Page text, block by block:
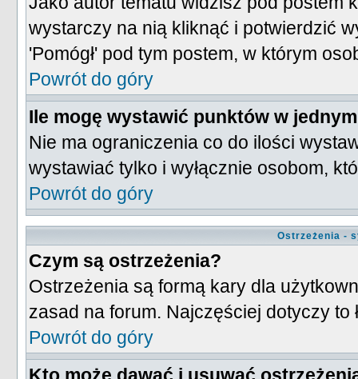
wystarczy na nią kliknąć i potwierdzić
'Pomógł' pod tym postem, w którym
Powrót do góry
Ile mogę wystawić punktów w
Nie ma ograniczenia co do ilości
wystawiać tylko i wyłącznie osobom,
Powrót do góry
Ostrzeżenia -
Czym są ostrzeżenia?
Ostrzeżenia są formą kary dla
zasad na forum. Najczęściej dotyczy to
Powrót do góry